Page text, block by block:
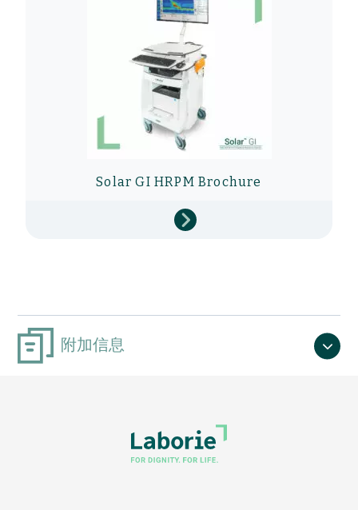
Solar GI HRPM Brochure
附加信息